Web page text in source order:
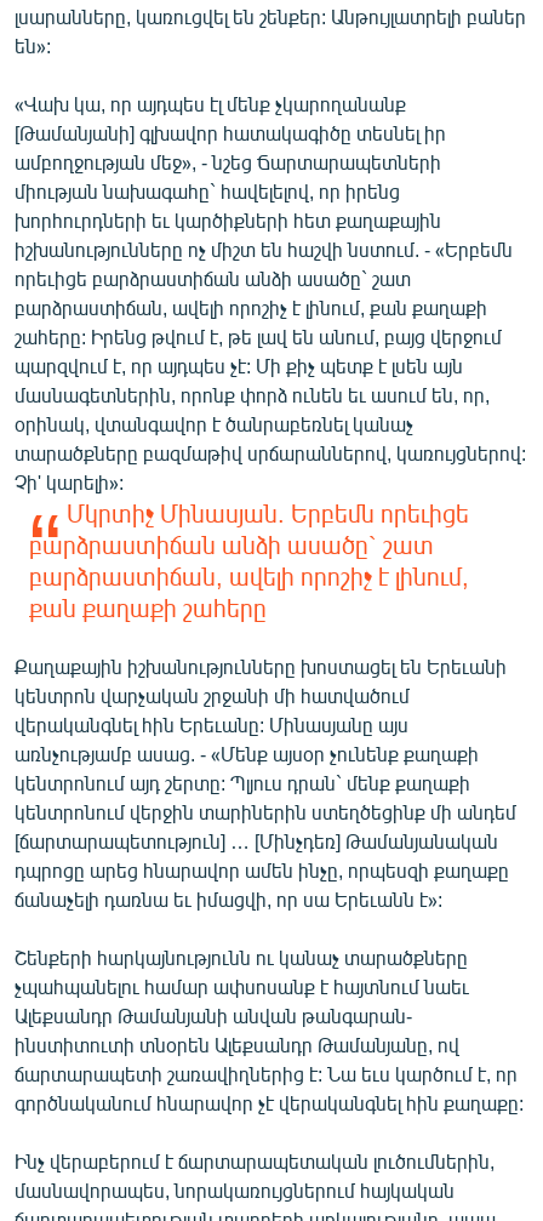
լսարանները, կառուցվել են շենքեր: Անթույլատրելի բաներ
են»:
«Վախ կա, որ այդպես էլ մենք չկարողանանք
[Թամանյանի] գլխավոր հատակագիծը տեսնել իր
ամբողջության մեջ», - նշեց Ճարտարապետների
միության նախագահը` հավելելով, որ իրենց
խորհուրդների եւ կարծիքների հետ քաղաքային
իշխանությունները ոչ միշտ են հաշվի նստում. - «Երբեմն
որեւիցե բարձրաստիճան անձի ասածը` շատ
բարձրաստիճան, ավելի որոշիչ է լինում, քան քաղաքի
շահերը: Իրենց թվում է, թե լավ են անում, բայց վերջում
պարզվում է, որ այդպես չէ: Մի քիչ պետք է լսեն այն
մասնագետներին, որոնք փորձ ունեն եւ ասում են, որ,
օրինակ, վտանգավոր է ծանրաբեռնել կանաչ
տարածքները բազմաթիվ սրճարաններով, կառույցներով:
Չի' կարելի»:
Մկրտիչ Մինասյան. Երբեմն որեւիցե
բարձրաստիճան անձի ասածը` շատ
բարձրաստիճան, ավելի որոշիչ է լինում,
քան քաղաքի շահերը
Քաղաքային իշխանությունները խոստացել են Երեւանի
կենտրոն վարչական շրջանի մի հատվածում
վերականգնել հին Երեւանը: Մինասյանը այս
առնչությամբ ասաց. - «Մենք այսօր չունենք քաղաքի
կենտրոնում այդ շերտը: Պլյուս դրան` մենք քաղաքի
կենտրոնում վերջին տարիներին ստեղծեցինք մի անդեմ
[ճարտարապետություն] … [Մինչդեռ] Թամանյանական
դպրոցը արեց հնարավոր ամեն ինչը, որպեսզի քաղաքը
ճանաչելի դառնա եւ իմացվի, որ սա Երեւանն է»:
Շենքերի հարկայնությունն ու կանաչ տարածքները
չպահպանելու համար ափսոսանք է հայտնում նաեւ
Ալեքսանդր Թամանյանի անվան թանգարան-
ինստիտուտի տնօրեն Ալեքսանդր Թամանյանը, ով
ճարտարապետի շառավիղներից է: Նա եւս կարծում է, որ
գործնականում հնարավոր չէ վերականգնել հին քաղաքը:
Ինչ վերաբերում է ճարտարապետական լուծումներին,
մասնավորապես, նորակառույցներում հայկական